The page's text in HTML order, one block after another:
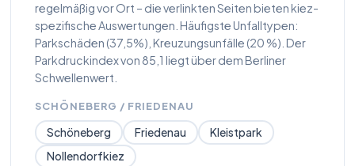
regelmäßig vor Ort – die verlinkten Seiten bieten kiez-
spezifische Auswertungen. Häufigste Unfalltypen:
Parkschäden (37,5%), Kreuzungsunfälle (20 %). Der
Parkdruckindex von 85,1 liegt über dem Berliner
Schwellenwert.
SCHÖNEBERG / FRIEDENAU
Schöneberg Friedenau
Kleistpark
Nollendorfkiez